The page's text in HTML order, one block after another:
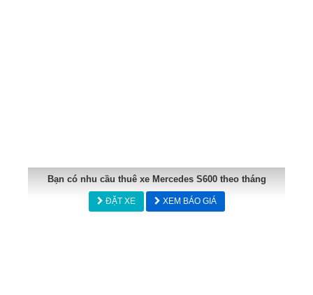
Bạn có nhu cầu thuê xe Mercedes S600 theo tháng
ĐẶT XE XEM BÁO GIÁ